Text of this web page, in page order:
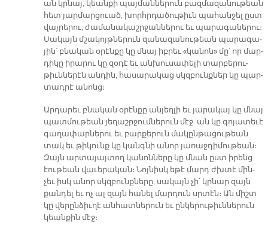
ան կրնայ, կեան­քի պայ­ման­նե­րուն բազ­մա­զա­նու­թեան
հետ յար­մար­ցուած, խորհր­դա­ծու­թիւն պա­հան­ջել ըստ
վայ­րե­րու, ժա­մա­նա­կաշր­ջան­նե­րու եւ պա­րա­գա­նե­րու։
Սա­կայն մշա­կոյթ­նե­րուն զա­նա­զա­նու­թեան պա­րա­գա­
յին՝ բնա­կան օ­րէն­քը կը մնայ իբ­րեւ «կա­նոն» մը՝ որ մար­
դի­կը ի­րա­րու կը զօ­դէ եւ ան­խու­սա­փե­լի տար­բե­րու­
թիւն­նե­րէն ան­դին, հա­սա­րա­կաց սկզբունք­ներ կը պար­
տադ­րէ ա­նոնց։
Ար­դա­րեւ բնա­կան օ­րէն­քը ան­յեղ­լի եւ յա­րա­կայ կը մնայ
պատ­մու­թեան յե­ղաշր­ջում­նե­րուն մէջ. ան կը գո­յա­տե­ւէ
գա­ղա­փար­նե­րու եւ բար­քե­րուն մա­կըն­թա­ցու­թեան
տակ եւ թի­կունք կը կանգ­նի ա­նոր յա­ռաջ­դի­մու­թեան։
Զայն ար­տա­յայ­տող կա­նոն­նե­րը կը մնան ըստ ի­րենց
էու­թեան վա­ւե­րա­կան։ Նոյ­նիսկ ե­թէ մարդ ժխտէ մին­
չեւ իսկ ա­նոր սկզբունք­նե­րը, սա­կայն չի՛ կրնար զայն
քան­դել եւ ոչ ալ զայն հա­նել մար­դուն սրտէն։ Ան միշտ
կը վե­րըն­ձիւ­ղէ ան­հատ­նե­րուն եւ ըն­կե­րու­թիւն­նե­րուն
կեան­քին մէջ։